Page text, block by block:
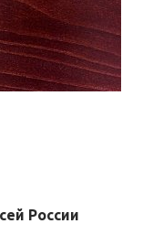
России